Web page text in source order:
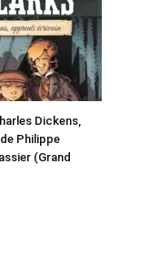
Dickens,
Philippe
(Grand